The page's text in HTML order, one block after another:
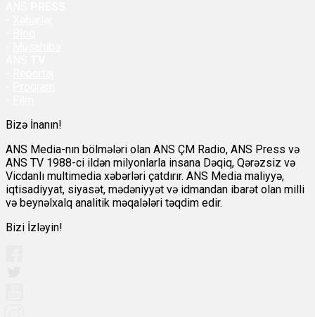
Bizə İnanın!
ANS Media-nın bölmələri olan ANS ÇM Radio, ANS Press və
ANS TV 1988-ci ildən milyonlarla insana Dəqiq, Qərəzsiz və
Vicdanlı multimedia xəbərləri çatdırır. ANS Media maliyyə,
iqtisadiyyat, siyasət, mədəniyyət və idmandan ibarət olan milli
və beynəlxalq analitik məqalələri təqdim edir.
Bizi İzləyin!